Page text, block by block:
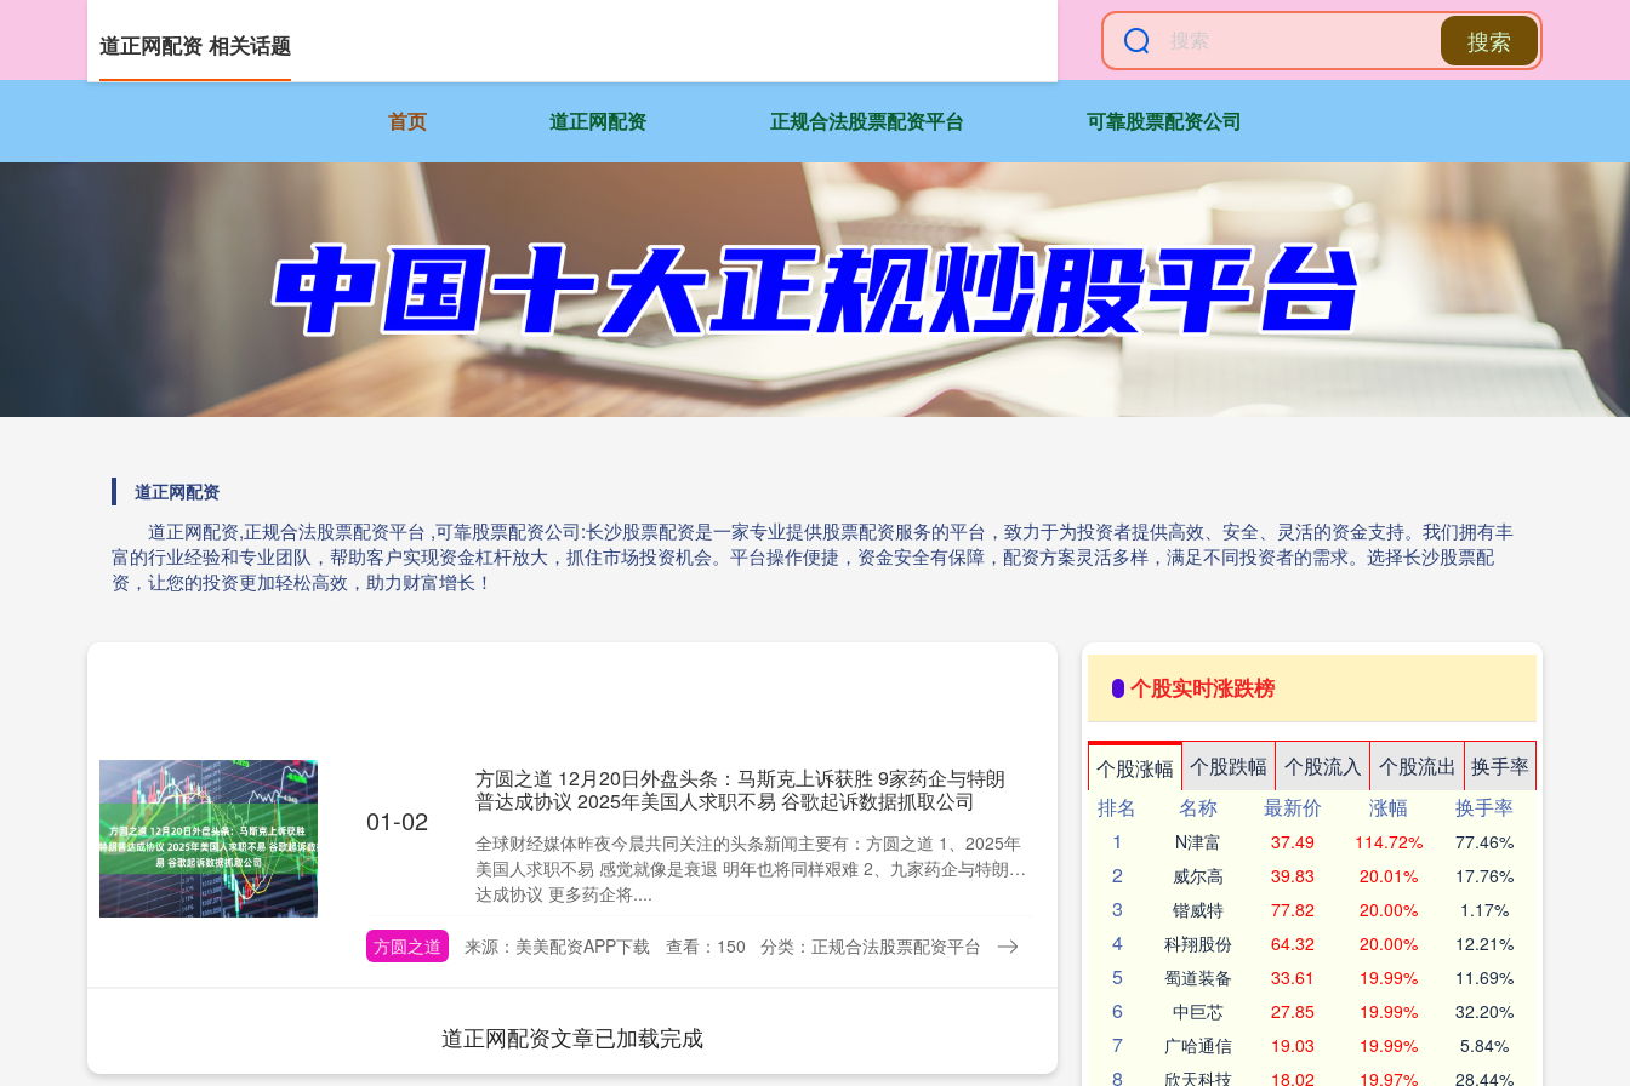
搜索
首页 道正网配资 正规合法股票配资平台 可靠股票配资公司
道正网配资
道正网配资,正规合法股票配资平台 ,可靠股票配资公司:长沙股票配资是一家专业提供股票配资服务的平台，致力于为投资者提供高效、安全、灵活的资金支持。我们拥有丰
富的行业经验和专业团队，帮助客户实现资金杠杆放大，抓住市场投资机会。平台操作便捷，资金安全有保障，配资方案灵活多样，满足不同投资者的需求。选择长沙股票配
资，让您的投资更加轻松高效，助力财富增长！
道正网配资 相关话题
01-02
方圆之道 12月20日外盘头条：马斯克上诉获胜 9家药企与特朗
普达成协议 2025年美国人求职不易 谷歌起诉数据抓取公司
全球财经媒体昨夜今晨共同关注的头条新闻主要有：方圆之道 1、2025年
美国人求职不易 感觉就像是衰退 明年也将同样艰难 2、九家药企与特朗普
达成协议 更多药企将....
方圆之道 来源：美美配资APP下载 查看：150 分类：正规合法股票配资平台
道正网配资文章已加载完成
个股实时涨跌榜
个股涨幅 个股跌幅 个股流入 个股流出
换手率
排名
名称 最新价 涨幅
换手率
1
N津富 37.49 114.72% 77.46%
2 威尔高 39.83 20.01% 17.76%
3 锴威特 77.82 20.00% 1.17%
4 科翔股份 64.32 20.00% 12.21%
5 蜀道装备 33.61 19.99% 11.69%
6 中巨芯 27.85 19.99% 32.20%
7 广哈通信 19.03 19.99% 5.84%
8 欣天科技 18.02 19.97% 28.44%